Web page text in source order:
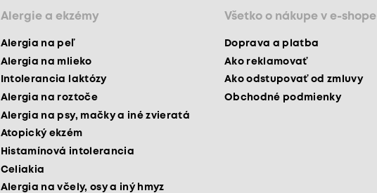
Alergie a ekzémy
Alergia na peľ
Alergia na mlieko
Intolerancia laktózy
Alergia na roztoče
Alergia na psy, mačky a iné zvieratá
Atopický ekzém
Histamínová intolerancia
Celiakia
Alergia na včely, osy a iný hmyz
Všetko o nákupe v e-shope
Doprava a platba
Ako reklamovať
Ako odstupovať od zmluvy
Obchodné podmienky